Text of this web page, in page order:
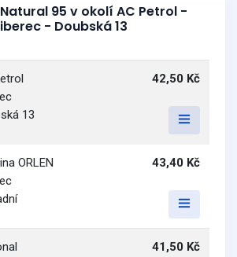
95 v okolí AC Petrol -
- Doubská 13
13
42,50 Kč
ORLEN
43,40 Kč
41,50 Kč